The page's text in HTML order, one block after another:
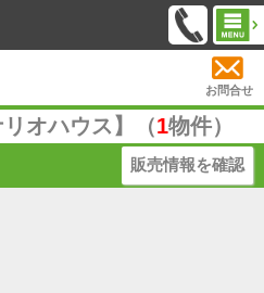
お問合せ
オハウス】（1物件）
販売情報を確認